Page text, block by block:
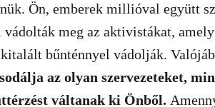
Ön, emberek millióval együtt
vádolták meg az aktivistákat,
bűnténnyel vádolják.
az olyan szervezeteket,
váltanak ki Önből.